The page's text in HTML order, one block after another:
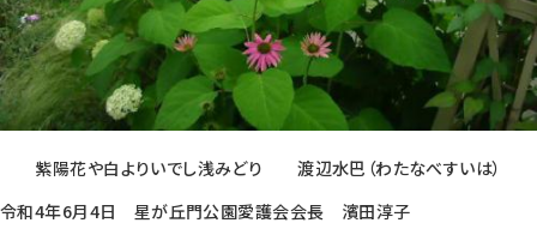
紫陽花や白よりいでし浅みどり 渡辺水巴（わたなべすいは）
令和4年6月4日 星が丘門公園愛護会会長 濱田淳子